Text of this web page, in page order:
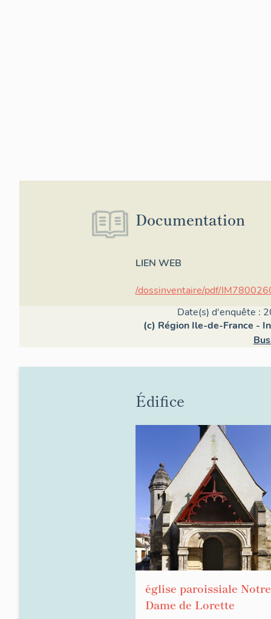
Documentation
LIEN WEB
/dossinventaire/pdf/
Date(s) d'enquête :
(c) Région Ile-de-France -
Édifice
église paroissiale
Dame de Lorette